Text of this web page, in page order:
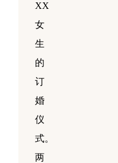
XX
女
生
的
订
婚
仪
式。
两